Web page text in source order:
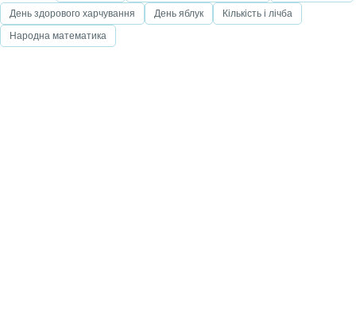
День здорового харчування
День яблук
Кількість і лічба
Народна математика